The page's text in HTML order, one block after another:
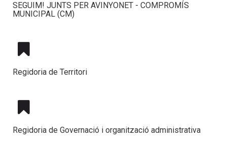
SEGUIM! JUNTS PER AVINYONET - COMPROMÍS
MUNICIPAL (CM)
Regidoria de Territori
Regidoria de Governació i organització administrativa